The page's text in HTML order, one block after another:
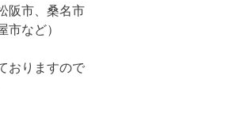
阪市、桑名市
など）
おりますので